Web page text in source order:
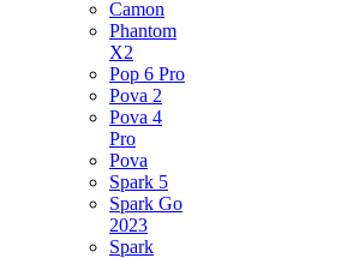
Camon
Phantom
X2
Pop 6 Pro
Pova 2
Pova 4
Pro
Pova
Spark 5
Spark Go
2023
Spark